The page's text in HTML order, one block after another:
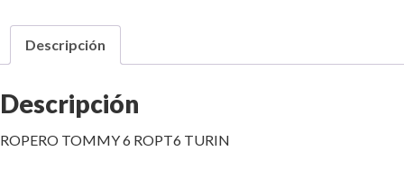
Descripción
Descripción
ROPERO TOMMY 6 ROPT6 TURIN